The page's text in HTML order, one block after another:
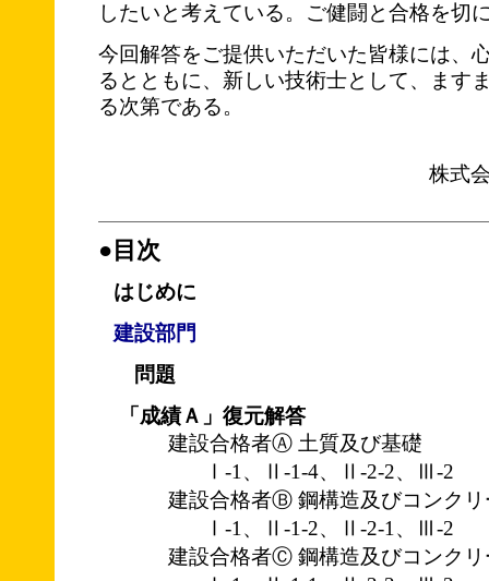
したいと考えている。ご健闘と合格を切
今回解答をご提供いただいた皆様には、
るとともに、新しい技術士として、ます
る次第である。
株式
●目次
はじめに
建設部門
問題
「成績Ａ」復元解答
建設合格者Ⓐ 土質及び基礎
Ⅰ-1、Ⅱ-1-4、Ⅱ-2-2、Ⅲ-2
建設合格者Ⓑ 鋼構造及びコンクリ
Ⅰ-1、Ⅱ-1-2、Ⅱ-2-1、Ⅲ-2
建設合格者Ⓒ 鋼構造及びコンクリ